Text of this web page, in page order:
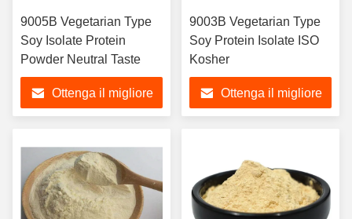
9005B Vegetarian Type
Soy Isolate Protein
Powder Neutral Taste
Ottenga il migliore
9003B Vegetarian Type
Soy Protein Isolate ISO
Kosher
Ottenga il migliore